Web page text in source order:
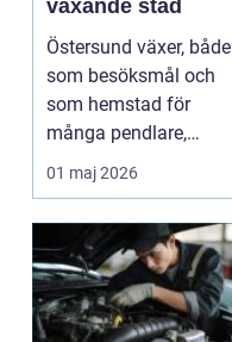
växande stad
Östersund växer, både
som besöksmål och
som hemstad för
många pendlare,
studenter och
företagare. En...
01 maj 2026